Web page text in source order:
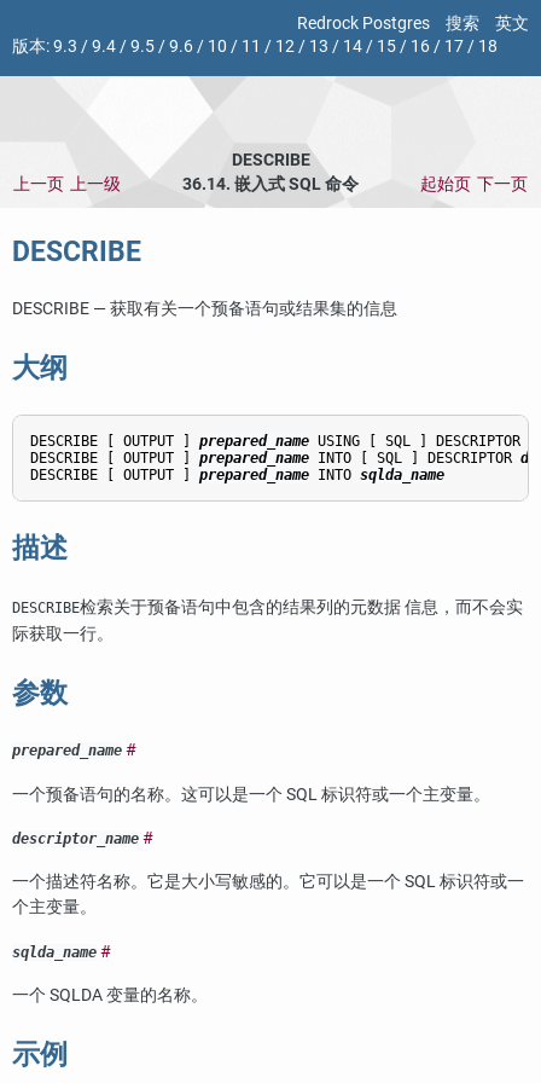
Redrock Postgres 搜索
英文
版本:9.3 /9.4/9.5/9.6/ 10 / 11 / 12/ 13 / 14/ 15/ 16/ 17/ 18
DESCRIBE
上一页 上一级 36.14. 嵌入式 SQL 命令 起始页 下一页
DESCRIBE
DESCRIBE — 获取有关一个预备语句或结果集的信息
大纲
DESCRIBE [ OUTPUT ] prepared_name USING [ SQL ] DESCRIPTOR
DESCRIBE [ OUTPUT ] prepared_name INTO [ SQL ] DESCRIPTOR
DESCRIBE [ OUTPUT ] prepared_name INTO sqlda_name
描述
DESCRIBE检索关于预备语句中包含的结果列的元数据 信息，而不会实
际获取一行。
参数
prepared_name #
一个预备语句的名称。这可以是一个 SQL 标识符或一个主变量。
descriptor_name #
一个描述符名称。它是大小写敏感的。它可以是一个 SQL 标识符或一
个主变量。
sqlda_name #
一个 SQLDA 变量的名称。
示例